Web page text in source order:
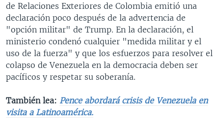
de Relaciones Exteriores de Colombia emitió una
declaración poco después de la advertencia de
"opción militar" de Trump. En la declaración, el
ministerio condenó cualquier "medida militar y el
uso de la fuerza" y que los esfuerzos para resolver el
colapso de Venezuela en la democracia deben ser
pacíficos y respetar su soberanía.​
También lea: Pence abordará crisis de Venezuela en
visita a Latinoamérica.